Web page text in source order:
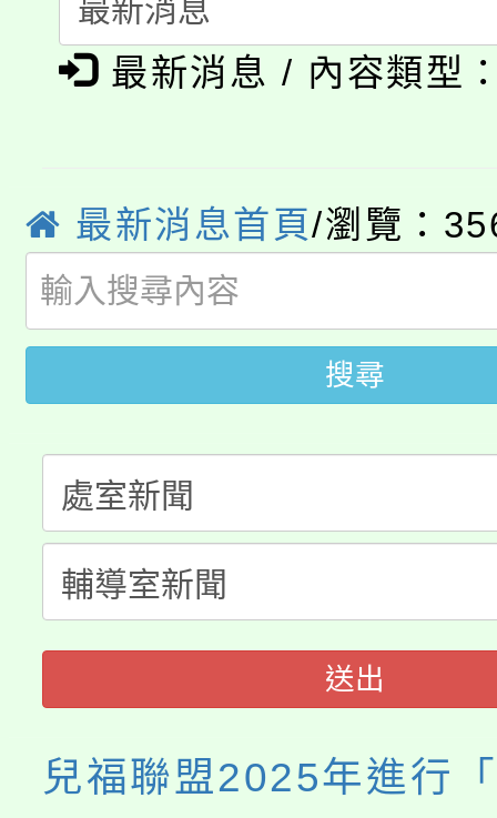
《TA101》溝通分析基
程，歡迎學生輔導中心
系所師生報名參加。
淨零綠生活教案入校路
會
115年食農教育專業人
學籍身 分審查程序及
版
公告本校115學年度第
代理(課)教師甄選結果(
「2026金融保險知識
桃園市115學年度學生
公告本校115學年度第
代理(課)教師甄選結果(
公告本校115學年度第
代理(課)教師甄選結果(
轉知中國文化大學推廣
《TA101》溝通分析基
程，歡迎學生輔導中心
心理、諮商輔導、社會
系所師生報名參加。
最新消息 / 內容類型
最新消息首頁/瀏覽：
搜尋
送出
兒福聯盟2025年進行